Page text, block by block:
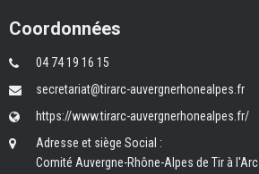
Coordonnées
04 74 19 16 15
secretariat@tirarc-auvergnerhonealpes.fr
https://www.tirarc-auvergnerhonealpes.fr/
Adresse et siège Social :
Comité Auvergne-Rhône-Alpes de Tir à l'Arc